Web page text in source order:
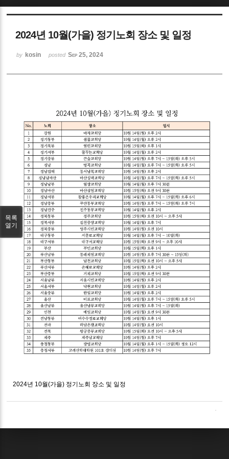
2024년 10월(가을) 정기노회 장소 및 일정
by kosin posted Sep 25, 2024
2024년 10월(가을) 정기노회 장소 및 일정
목록
열기
Sketchbook5, 스케치북5
Sketchbook5, 스케치북5